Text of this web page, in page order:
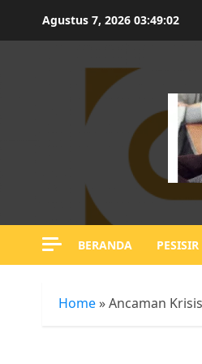
Agustus 7, 2026 03:49:03
BERANDA PESISIR
Home »Ancaman